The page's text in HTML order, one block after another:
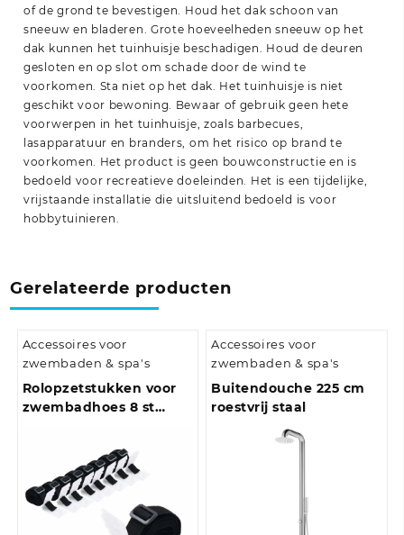
of de grond te bevestigen. Houd het dak schoon van
sneeuw en bladeren. Grote hoeveelheden sneeuw op het
dak kunnen het tuinhuisje beschadigen. Houd de deuren
gesloten en op slot om schade door de wind te
voorkomen. Sta niet op het dak. Het tuinhuisje is niet
geschikt voor bewoning. Bewaar of gebruik geen hete
voorwerpen in het tuinhuisje, zoals barbecues,
lasapparatuur en branders, om het risico op brand te
voorkomen. Het product is geen bouwconstructie en is
bedoeld voor recreatieve doeleinden. Het is een tijdelijke,
vrijstaande installatie die uitsluitend bedoeld is voor
hobbytuinieren.
Gerelateerde producten
Accessoires voor
zwembaden & spa's
Rolopzetstukken voor
zwembadhoes 8 st
Accessoires voor
zwembaden & spa's
Buitendouche 225 cm
roestvrij staal